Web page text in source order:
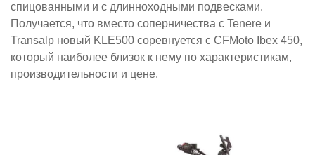
спицованными и с длинноходными подвесками.
Получается, что вместо соперничества с Tenere и
Transalp новый KLE500 соревнуется с CFMoto Ibex 450,
который наиболее близок к нему по характеристикам,
производительности и цене.